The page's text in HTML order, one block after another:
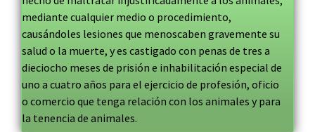
mediante cualquier medio o procedimiento,
causándoles lesiones que menoscaben gravemente su
salud o la muerte, y es castigado con penas de tres a
dieciocho meses de prisión e inhabilitación especial de
uno a cuatro años para el ejercicio de profesión, oficio
o comercio que tenga relación con los animales y para
la tenencia de animales.